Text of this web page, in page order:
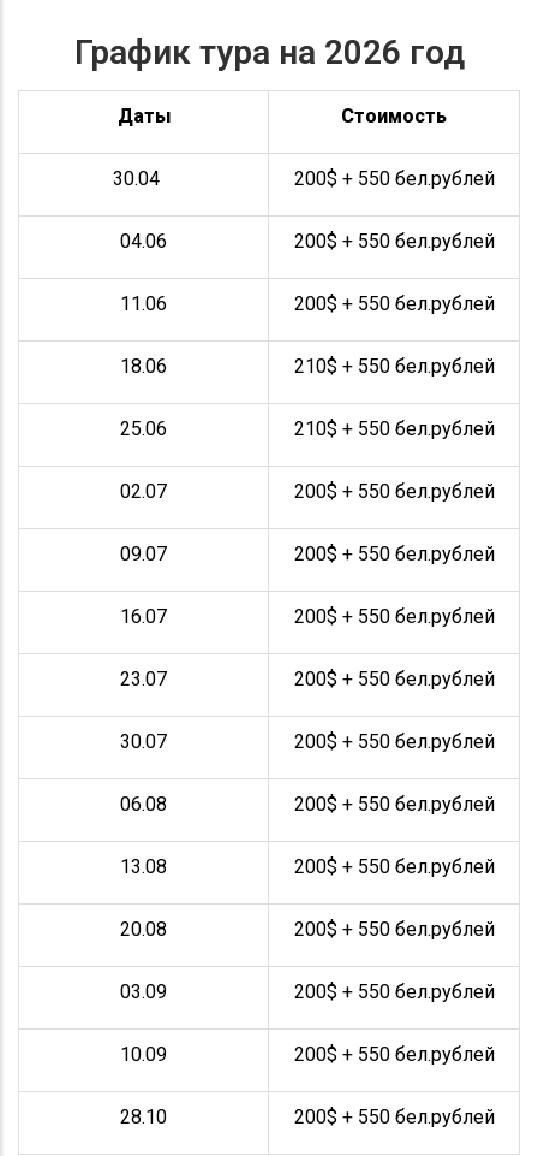
График тура на 2026 год
Даты Стоимость
30.04 200$ + 550 бел.рублей
04.06 200$ + 550 бел.рублей
11.06 200$ + 550 бел.рублей
18.06 210$ + 550 бел.рублей
25.06 210$ + 550 бел.рублей
02.07 200$ + 550 бел.рублей
09.07 200$ + 550 бел.рублей
16.07 200$ + 550 бел.рублей
23.07 200$ + 550 бел.рублей
30.07 200$ + 550 бел.рублей
06.08 200$ + 550 бел.рублей
13.08 200$ + 550 бел.рублей
20.08 200$ + 550 бел.рублей
03.09 200$ + 550 бел.рублей
10.09 200$ + 550 бел.рублей
28.10 200$ + 550 бел.рублей